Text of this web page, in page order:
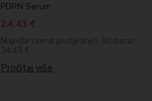
PDRN Serum
24,43 €
Najniža cijena posljednjih 30 dana:
24.43 €
Pročitaj više